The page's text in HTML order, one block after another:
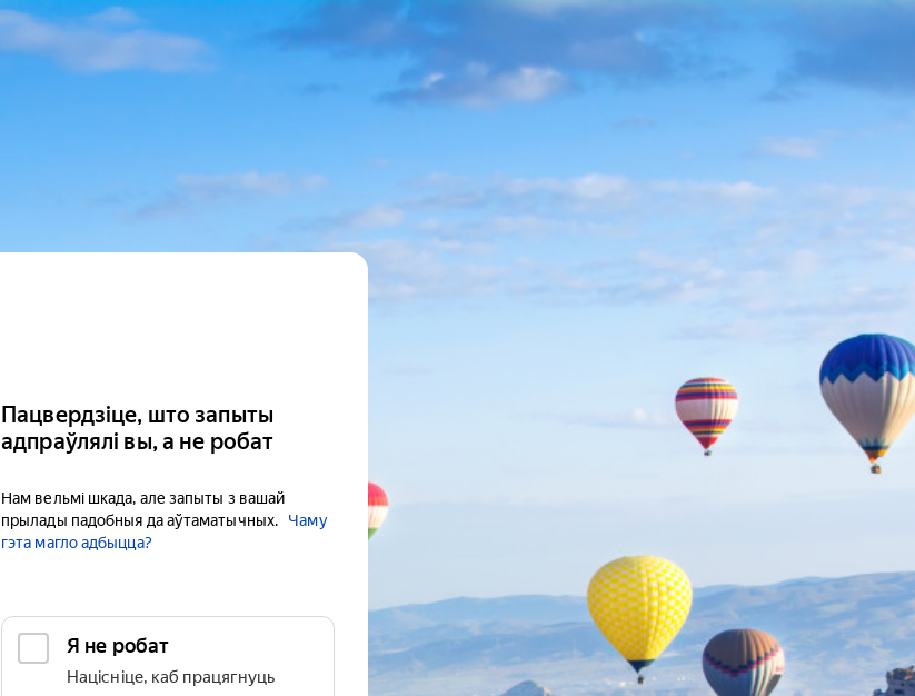
Пацвердзіце, што запыты
адпраўлялі вы, а не робат
Нам вельмі шкада, але запыты з вашай
прылады падобныя да аўтаматычных.
Чаму
гэта магло адбыцца?
Я не робат
Націсніце, каб працягнуць